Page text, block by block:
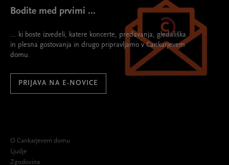
Bodite med prvimi ...
... ki boste izvedeli, katere koncerte, predavanja, gledališka
in plesna gostovanja in drugo pripravljamo v Cankarjevem
domu.
PRIJAVA NA E-NOVICE
O Cankarjevem domu
Ljudje
Zgodovina